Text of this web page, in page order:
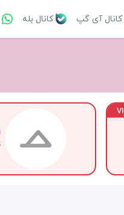
کانال آی گپ کانال بله